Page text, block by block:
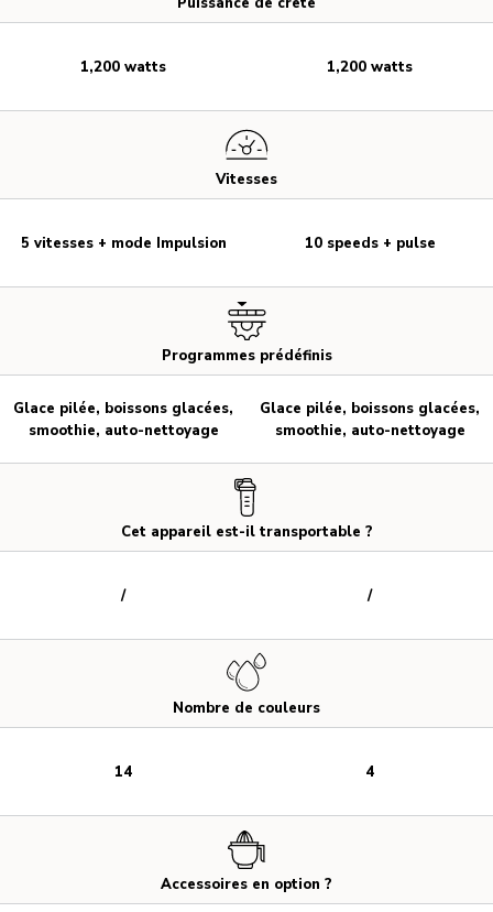
Vitesses
Programmes prédéfinis
Cet appareil est-il transportable ?
Nombre de couleurs
Accessoires en option ?
1,200 watts
5 vitesses + mode Impulsion
Glace pilée, boissons glacées,
smoothie, auto-nettoyage
/
14
1,200 watts
10 speeds + pulse
Glace pilée, boissons glacées,
smoothie, auto-nettoyage
/
4